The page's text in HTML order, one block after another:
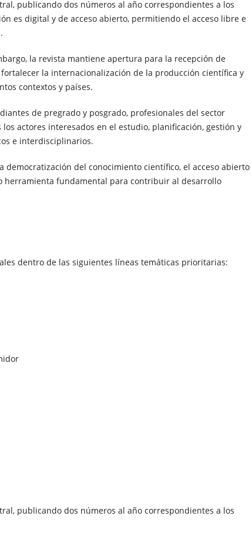
publicando dos números al año correspondientes a los
es digital y de acceso abierto, permitiendo el acceso libre e
la revista mantiene apertura para la recepción de
la internacionalización de la producción científica y
contextos y países.
de pregrado y posgrado, profesionales del sector
actores interesados en el estudio, planificación, gestión y
e interdisciplinarios.
del conocimiento científico, el acceso abierto
herramienta fundamental para contribuir al desarrollo
dentro de las siguientes líneas temáticas prioritarias:
publicando dos números al año correspondientes a los